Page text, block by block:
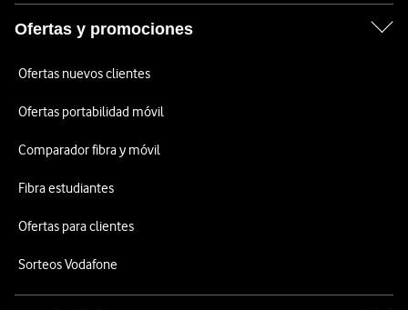
Ofertas y promociones
Ofertas nuevos clientes
Ofertas portabilidad móvil
Comparador fibra y móvil
Fibra estudiantes
Ofertas para clientes
Sorteos Vodafone